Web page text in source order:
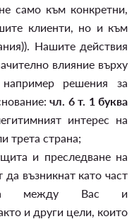
само към конкретни,
клиенти, но и към
Нашите действия
влияние върху
решения за
чл. 6 т. 1 буква
интерес на
трета страна;
и преследване на
да възникнат като част
между Вас и
и други цели, които